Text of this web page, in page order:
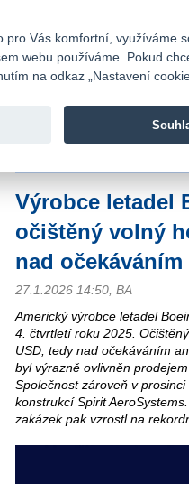
Fio banka
Výrobce letadel
očištěný volný
nad očekáváním
27.1.2026 14:50, BA
Americký výrobce letadel
4. čtvrtletí roku 2025.
USD, tedy nad očekáváním
byl výrazně ovlivněn
Společnost zároveň v
konstrukcí Spirit
zakázek pak vzrostl na
pro Vás komfortní, využíváme
webu používáme. Pokud
na odkaz „Nastavení